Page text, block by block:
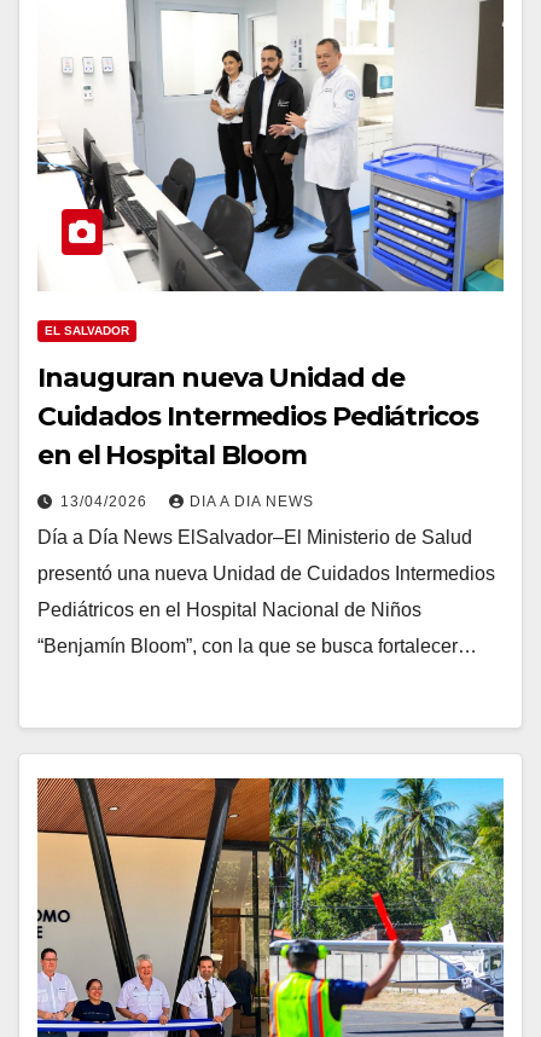
EL SALVADOR
Inauguran nueva Unidad de
Cuidados Intermedios Pediátricos
en el Hospital Bloom
13/04/2026 DIA A DIA NEWS
Día a Día News ElSalvador–El Ministerio de Salud
presentó una nueva Unidad de Cuidados Intermedios
Pediátricos en el Hospital Nacional de Niños
“Benjamín Bloom”, con la que se busca fortalecer…